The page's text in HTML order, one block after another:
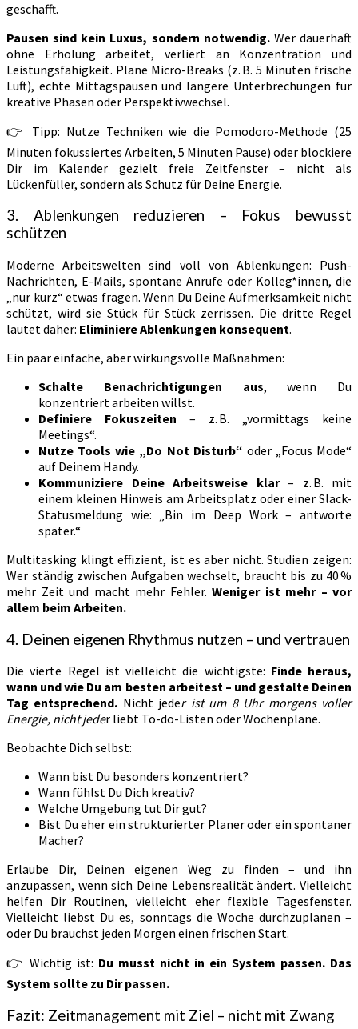
geschafft.
Pausen sind kein Luxus, sondern notwendig.Wer dauerhaft
ohne Erholung arbeitet, verliert an Konzentration und
Leistungsfähigkeit. Plane Micro-Breaks (z. B. 5 Minuten frische
Luft), echte Mittagspausen und längere Unterbrechungen für
kreative Phasen oder Perspektivwechsel.
👉 Tipp: Nutze Techniken wie die Pomodoro-Methode (25
Minuten fokussiertes Arbeiten, 5 Minuten Pause) oder blockiere
Dir im Kalender gezielt freie Zeitfenster – nicht als
Lückenfüller, sondern als Schutz für Deine Energie.
3. Ablenkungen reduzieren – Fokus bewusst
schützen
Moderne Arbeitswelten sind voll von Ablenkungen: Push-
Nachrichten, E-Mails, spontane Anrufe oder Kolleg*innen, die
„nur kurz“ etwas fragen. Wenn Du Deine Aufmerksamkeit nicht
schützt, wird sie Stück für Stück zerrissen. Die dritte Regel
lautet daher: Eliminiere Ablenkungen konsequent.
Ein paar einfache, aber wirkungsvolle Maßnahmen:
Schalte Benachrichtigungen aus, wenn Du
konzentriert arbeiten willst.
Definiere Fokuszeiten – z. B. „vormittags keine
Meetings“.
Nutze Tools wie „Do Not Disturb“ oder „Focus Mode“
auf Deinem Handy.
Kommuniziere Deine Arbeitsweise klar– z. B. mit
einem kleinen Hinweis am Arbeitsplatz oder einer Slack-
Statusmeldung wie: „Bin im Deep Work – antworte
später.“
Multitasking klingt effizient, ist es aber nicht. Studien zeigen:
Wer ständig zwischen Aufgaben wechselt, braucht bis zu 40 %
mehr Zeit und macht mehr Fehler. Weniger ist mehr – vor
allem beim Arbeiten.
4. Deinen eigenen Rhythmus nutzen – und vertrauen
Die vierte Regel ist vielleicht die wichtigste: Finde heraus,
wann und wie Du am besten arbeitest – und gestalte Deinen
Tag entsprechend. Nicht jeder ist um 8 Uhr morgens voller
Energie, nicht jeder liebt To-do-Listen oder Wochenpläne.
Beobachte Dich selbst:
Wann bist Du besonders konzentriert?
Wann fühlst Du Dich kreativ?
Welche Umgebung tut Dir gut?
Bist Du eher ein strukturierter Planer oder ein spontaner
Macher?
Erlaube Dir, Deinen eigenen Weg zu finden – und ihn
anzupassen, wenn sich Deine Lebensrealität ändert. Vielleicht
helfen Dir Routinen, vielleicht eher flexible Tagesfenster.
Vielleicht liebst Du es, sonntags die Woche durchzuplanen –
oder Du brauchst jeden Morgen einen frischen Start.
👉 Wichtig ist: Du musst nicht in ein System passen. Das
System sollte zu Dir passen.
Fazit: Zeitmanagement mit Ziel – nicht mit Zwang